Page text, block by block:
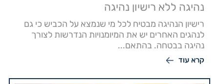
נהיגה ללא רישיון נהיגה
רישיון הנהיגה מבטיח לכל מי שנמצא על הכביש כי גם
לנהגים האחרים יש את המיומנויות הנדרשות לצורך
נהיגה בבטחה. בהתאם...
קרא עוד